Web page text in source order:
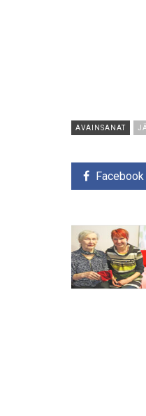
AVAINSANAT
Facebook